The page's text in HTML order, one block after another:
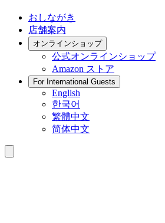
おしながき
店舗案内
オンラインショップ
公式オンラインショップ
Amazon ストア
For International Guests
English
한국어
繁體中文
简体中文